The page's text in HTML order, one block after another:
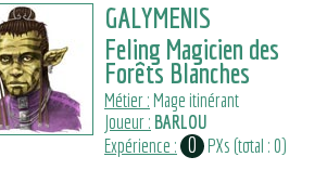
GALYMENIS
Feling Magicien des
Forêts Blanches
Métier : Mage itinérant
Joueur : BARLOU
Expérience : 0 PXs (total : 0)